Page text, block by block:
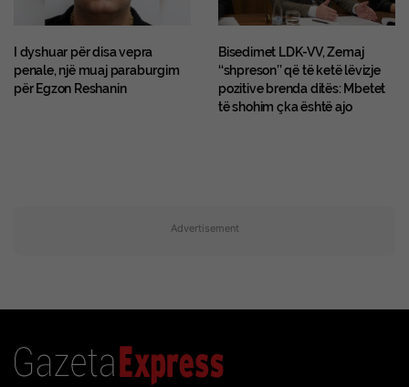
I dyshuar për disa vepra
penale, një muaj paraburgim
për Egzon Reshanin
Bisedimet LDK-VV, Zemaj
‘‘shpreson’’ që të ketë lëvizje
pozitive brenda ditës: Mbetet
të shohim çka është ajo
Advertisement